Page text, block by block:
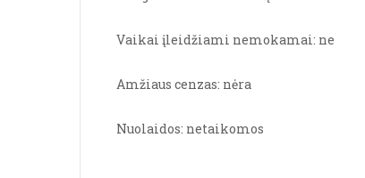
Vaikai įleidžiami nemokamai: ne
Amžiaus cenzas: nėra
Nuolaidos: netaikomos